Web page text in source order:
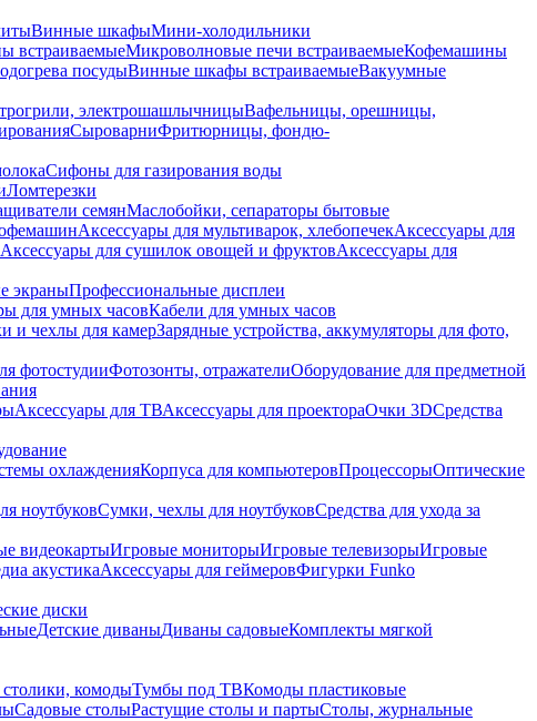
Винные шкафыМини-холодильники
встраиваемыеМикроволновые печи встраиваемыеКофемашины
посудыВинные шкафы встраиваемыеВакуумные
электрошашлычницыВафельницы, орешницы,
СыроварниФритюрницы, фондю-
Сифоны для газирования воды
Ломтерезки
семянМаслобойки, сепараторы бытовые
Аксессуары для мультиварок, хлебопечекАксессуары для
Аксессуары для сушилок овощей и фруктовАксессуары для
экраныПрофессиональные дисплеи
для умных часовКабели для умных часов
и чехлы для камерЗарядные устройства, аккумуляторы для фото,
фотостудииФотозонты, отражателиОборудование для предметной
Аксессуары для ТВАксессуары для проектораОчки 3DСредства
охлажденияКорпуса для компьютеровПроцессорыОптические
ноутбуковСумки, чехлы для ноутбуковСредства для ухода за
видеокартыИгровые мониторыИгровые телевизорыИгровые
акустикаАксессуары для геймеровФигурки Funko
диски
Детские диваныДиваны садовыеКомплекты мягкой
комодыТумбы под ТВКомоды пластиковые
Садовые столыРастущие столы и партыСтолы, журнальные